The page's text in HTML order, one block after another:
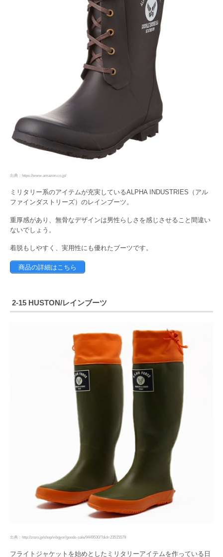
出典：https://www.amazon.co.jp/
ミリタリー系のアイテムが充実しているALPHA INDUSTRIES（アル
ファインダストリーズ）のレインブーツ。
重厚感があり、無骨なデザインは男性らしさを感じさせること間違い
ないでしょう。
着脱もしやすく、実用性にも優れたブーツです。
商品の詳細はこちら
2-15 HUSTON/レインブーツ
出典：http://zozo.jp/shop/vibgyor/goods-sale/9449530/?did=23515579
フライトジャケットを始めとしたミリタリーアイテムを作っている日